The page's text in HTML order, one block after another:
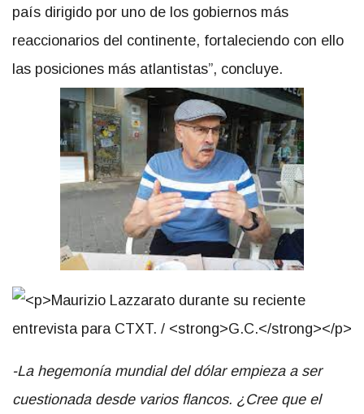
país dirigido por uno de los gobiernos más
reaccionarios del continente, fortaleciendo con ello
las posiciones más atlantistas”, concluye.
-La hegemonía mundial del dólar empieza a ser
cuestionada desde varios flancos. ¿Cree que el